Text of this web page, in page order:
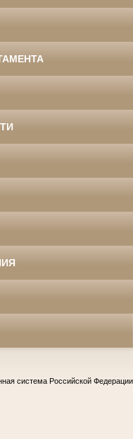
система Российской